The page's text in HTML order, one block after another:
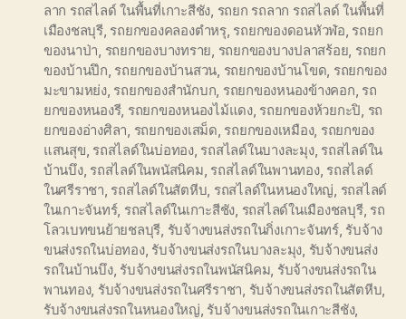
ลาก รถสไลด์ ในพื้นที่เกาะสีชัง รถยก รถลาก รถสไลด์ ในพื้นที่
เมืองชลบุรี, รถยกของคลองตำหรุ, รถยกของดอนหัวฬ่อ รถยก
ของนาป่า รถยกของบางทราย รถยกของบางปลาสร้อย รถยก
ของบ้านปึก รถยกของบ้านสวน รถยกของบ้านโขด รถยกของ
มะขามหย่ง, รถยกของสำนักบก รถยกของหนองข้างคอก รถ
ยกของหนองรี, รถยกของหนองไม้แดง, รถยกของห้วยกะปิ รถ
ยกของอ่างศิลา รถยกของเสม็ด รถยกของเหมือง, รถยกของ
แสนสุข รถสไลด์ในบ่อทอง, รถสไลด์ในบางละมุง, รถสไลด์ใน
บ้านบึง, รถสไลด์ในพนัสนิคม รถสไลด์ในพานทอง, รถสไลด์
ในศรีราชา รถสไลด์ในสัตหีบ รถสไลด์ในหนองใหญ่ รถสไลด์
ในเกาะจันทร์, รถสไลด์ในเกาะสีชัง รถสไลด์ในเมืองชลบุรี, รถ
โลวเบทขนย้ายชลบุรี รับจ้างขนส่งรถในกิ่งเกาะจันทร์, รับจ้าง
ขนส่งรถในบ่อทอง, รับจ้างขนส่งรถในบางละมุง รับจ้างขนส่ง
รถในบ้านบึง, รับจ้างขนส่งรถในพนัสนิคม รับจ้างขนส่งรถใน
พานทอง, รับจ้างขนส่งรถในศรีราชา รับจ้างขนส่งรถในสัตหีบ
รับจ้างขนส่งรถในหนองใหญ่ รับจ้างขนส่งรถในเกาะสีชัง,